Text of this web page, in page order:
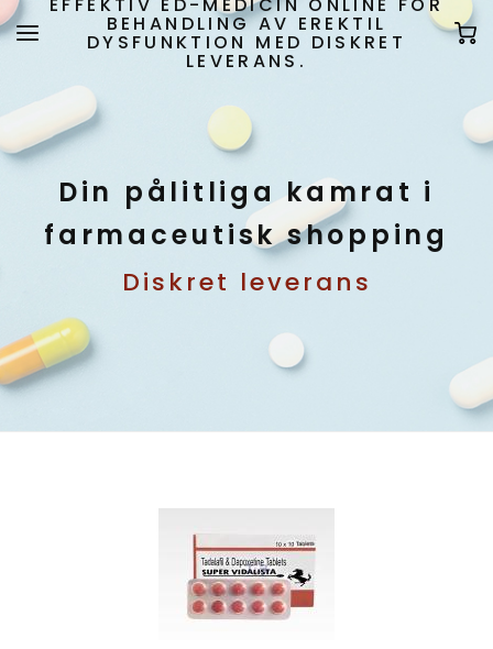
BEHANDLING AV EREKTIL
DYSFUNKTION MED DISKRET
LEVERANS.
Din pålitliga kamrat i
farmaceutisk shopping
Diskret leverans